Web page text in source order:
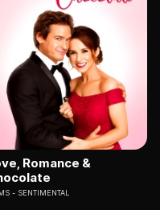
Romance &
SENTIMENTAL